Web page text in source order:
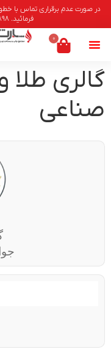
در صورت عدم برقراری تماس با
فرمائید. 88500898-021 | 9542026 - 0903
0
گالری طلا
صناعی